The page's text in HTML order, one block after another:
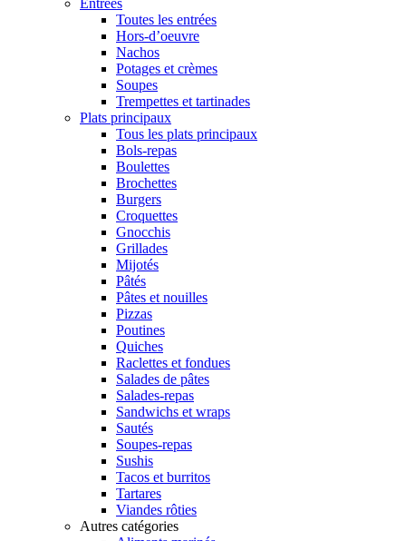
Entrées
Toutes les entrées
Hors-d’oeuvre
Nachos
Potages et crèmes
Soupes
Trempettes et tartinades
Plats principaux
Tous les plats principaux
Bols-repas
Boulettes
Brochettes
Burgers
Croquettes
Gnocchis
Grillades
Mijotés
Pâtés
Pâtes et nouilles
Pizzas
Poutines
Quiches
Raclettes et fondues
Salades de pâtes
Salades-repas
Sandwichs et wraps
Sautés
Soupes-repas
Sushis
Tacos et burritos
Tartares
Viandes rôties
Autres catégories